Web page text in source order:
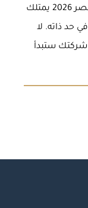
اختيار مكتب تأسيس شركات قريب مني في مصر 2026 يمتلك
حد ذاته. لا
شركتك ستبدأ